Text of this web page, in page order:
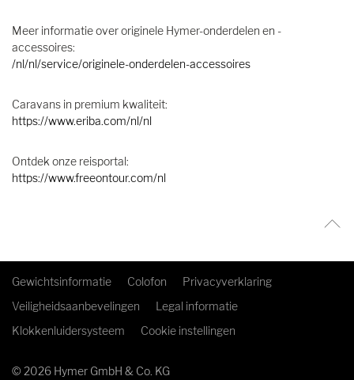
Meer informatie over originele Hymer-onderdelen en -
accessoires:
/nl/nl/service/originele-onderdelen-accessoires
Caravans in premium kwaliteit:
https://www.eriba.com/nl/nl
Ontdek onze reisportal:
https://www.freeontour.com/nl
Gewichtsinformatie Colofon
Privacyverklaring
Veiligheidsaanbevelingen
Legal informatie
Klokkenluidersysteem
Cookie instellingen
© 2026 Hymer GmbH & Co. KG